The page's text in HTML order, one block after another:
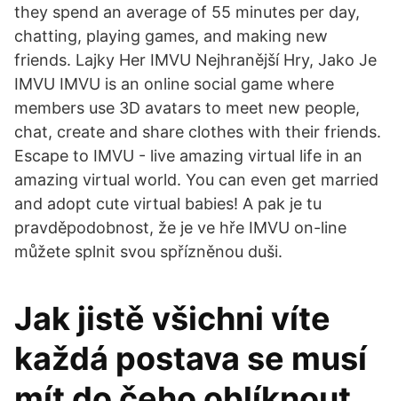
they spend an average of 55 minutes per day,
chatting, playing games, and making new
friends. Lajky Her IMVU Nejhranější Hry, Jako Je
IMVU IMVU is an online social game where
members use 3D avatars to meet new people,
chat, create and share clothes with their friends.
Escape to IMVU - live amazing virtual life in an
amazing virtual world. You can even get married
and adopt cute virtual babies! A pak je tu
pravděpodobnost, že je ve hře IMVU on-line
můžete splnit svou spřízněnou duši.
Jak jistě všichni víte
každá postava se musí